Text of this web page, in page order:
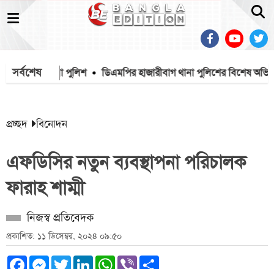
সর্বশেষথানা পুলিশ ডিএমপির হাজারীবাগ থানা পুলিশের বিশেষ
প্রচ্ছদ বিনোদন
এফডিসির নতুন ব্যবস্থাপনা পরিচালক
ফারাহ শাম্মী
নিজস্ব প্রতিবেদক
প্রকাশিত: ১১ ডিসেম্বর, ২০২৪ ০৯:৫০
Facebook
Messenger
TwitterLinkedInWhatsApp
Viber